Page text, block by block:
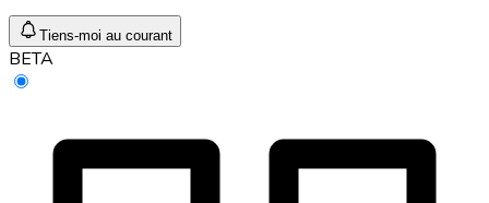
Tiens-moi au courant
BETA